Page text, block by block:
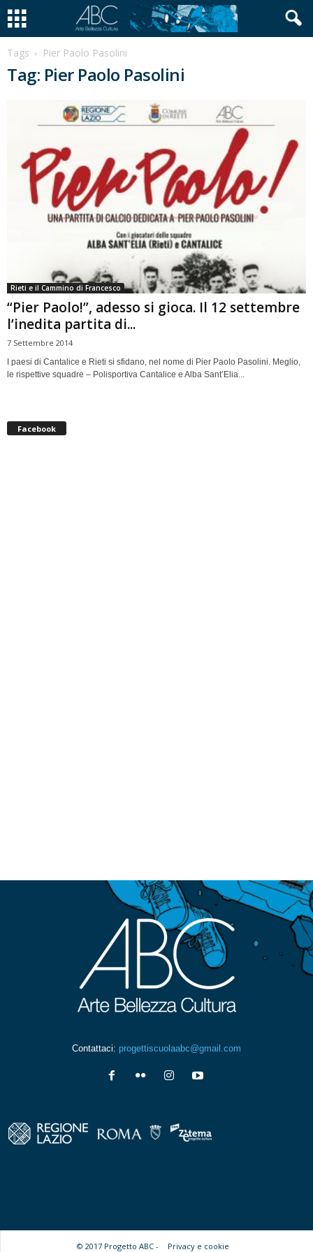
Tags Pier Paolo Pasolini
Tag: Pier Paolo Pasolini
Rieti e il Cammino di Francesco
“Pier Paolo!”, adesso si gioca. Il 12 settembre
l’inedita partita di...
7 Settembre 2014
I paesi di Cantalice e Rieti si sfidano, nel nome di Pier Paolo Pasolini. Meglio,
le rispettive squadre – Polisportiva Cantalice e Alba Sant’Elia...
Facebook
Contattaci: progettiscuolaabc@gmail.com
© 2017 Progetto ABC - Privacy e cookie